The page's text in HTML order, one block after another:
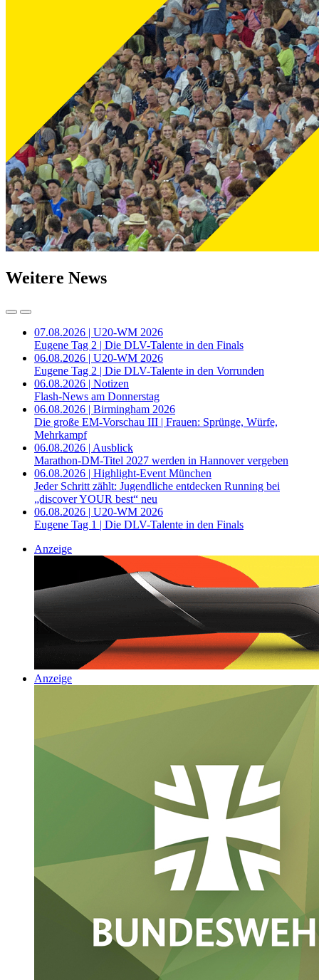
Weitere News
07.08.2026 | U20-WM 2026
Eugene Tag 2 | Die DLV-Talente in den Finals
06.08.2026 | U20-WM 2026
Eugene Tag 2 | Die DLV-Talente in den Vorrunden
06.08.2026 | Notizen
Flash-News am Donnerstag
06.08.2026 | Birmingham 2026
Die große EM-Vorschau III | Frauen: Sprünge, Würfe,
Mehrkampf
06.08.2026 | Ausblick
Marathon-DM-Titel 2027 werden in Hannover vergeben
06.08.2026 | Highlight-Event München
Jeder Schritt zählt: Jugendliche entdecken Running bei
„discover YOUR best“ neu
06.08.2026 | U20-WM 2026
Eugene Tag 1 | Die DLV-Talente in den Finals
Anzeige
Anzeige